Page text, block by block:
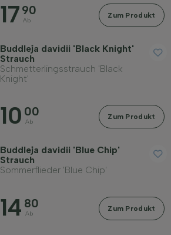
17 90
Ab
Zum Produkt
Buddleja davidii 'Black Knight'
Strauch
Schmetterlingsstrauch 'Black
Knight'
10 00
Ab
Zum Produkt
Buddleja davidii 'Blue Chip'
Strauch
Sommerflieder 'Blue Chip'
14 80
Ab
Zum Produkt